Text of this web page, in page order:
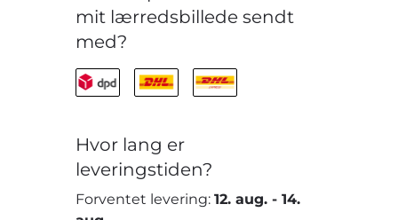
mit lærredsbillede sendt
med?
Hvor lang er
leveringstiden?
Forventet levering:12. aug. -14.